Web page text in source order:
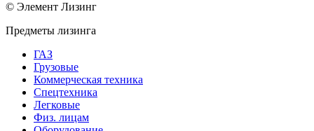
© Элемент Лизинг
Предметы лизинга
ГАЗ
Грузовые
Коммерческая техника
Спецтехника
Легковые
Физ. лицам